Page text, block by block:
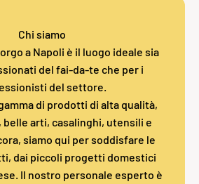
Chi siamo
a Napoli è il luogo ideale sia
del fai-da-te che per i
del settore.
di prodotti di alta qualità,
arti, casalinghi, utensili e
siamo qui per soddisfare le
dai piccoli progetti domestici
Il nostro personale esperto è